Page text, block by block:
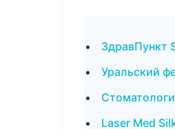
ЗдравПункт
Уральский
Laser Med